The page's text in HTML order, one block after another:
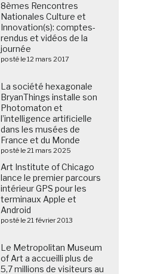
8èmes Rencontres
Nationales Culture et
Innovation(s): comptes-
rendus et vidéos de la
journée
posté le 12 mars 2017
La société hexagonale
BryanThings installe son
Photomaton et
l’intelligence artificielle
dans les musées de
France et du Monde
posté le 21 mars 2025
Art Institute of Chicago
lance le premier parcours
intérieur GPS pour les
terminaux Apple et
Android
posté le 21 février 2013
Le Metropolitan Museum
of Art a accueilli plus de
5,7 millions de visiteurs au